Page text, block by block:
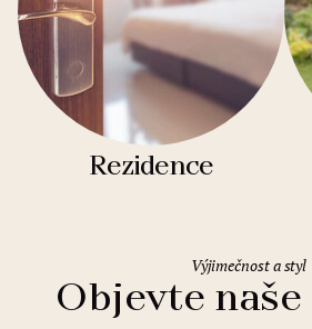
Rezidence
Objevte
Výjimečnost a styl